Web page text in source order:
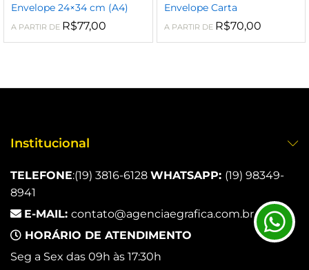
Envelope 24×34 cm (A4)
A PARTIR DE R$77,00
Envelope Carta
A PARTIR DE R$70,00
Institucional
TELEFONE:(19) 3816-6128 WHATSAPP: (19) 98349-
8941
E-MAIL: contato@agenciaegrafica.com.br
HORÁRIO DE ATENDIMENTO
Seg a Sex das 09h às 17:30h